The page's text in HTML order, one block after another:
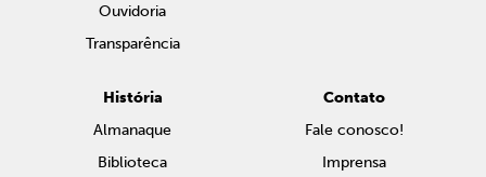
Ouvidoria
Transparência
História
Almanaque
Biblioteca
Contato
Fale conosco!
Imprensa